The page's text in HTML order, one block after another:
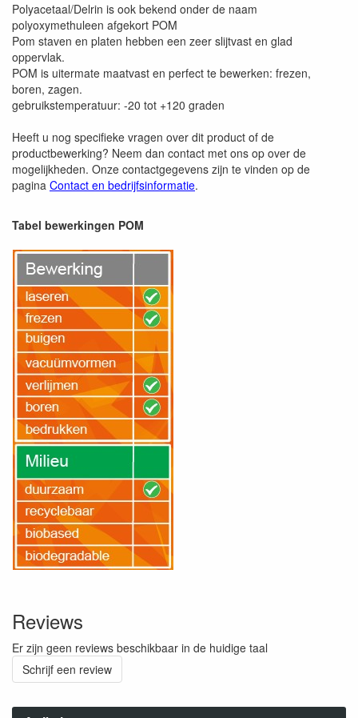
Polyacetaal/Delrin is ook bekend onder de naam
polyoxymethuleen afgekort POM
Pom staven en platen hebben een zeer slijtvast en glad
oppervlak.
POM is uitermate maatvast en perfect te bewerken: frezen,
boren, zagen.
gebruikstemperatuur: -20 tot +120 graden
Heeft u nog specifieke vragen over dit product of de
productbewerking? Neem dan contact met ons op over de
mogelijkheden. Onze contactgegevens zijn te vinden op de
pagina Contact en bedrijfsinformatie.
Tabel bewerkingen POM
Reviews
Er zijn geen reviews beschikbaar in de huidige taal
Schrijf een review